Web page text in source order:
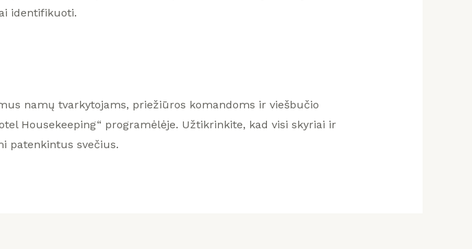
identifikuoti.
namų tvarkytojams, priežiūros komandoms ir viešbučio
Housekeeping“ programėlėje. Užtikrinkite, kad visi skyriai ir
patenkintus svečius.